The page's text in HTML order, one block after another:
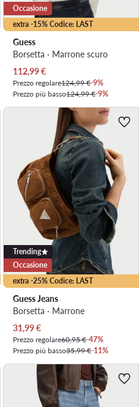
extra -15% Codice: LAST
Occasione
Guess
Borsetta · Marrone scuro
Prezzo attuale
112,99€
Prezzo regolare124,99 €-9%
Prezzo più basso124,99 €-9%
extra -25% Codice: LAST
Trending
Occasione
Guess Jeans
Borsetta · Marrone
Prezzo attuale
31,99€
Prezzo regolare60,95 €-47%
Prezzo più basso35,99 €-11%